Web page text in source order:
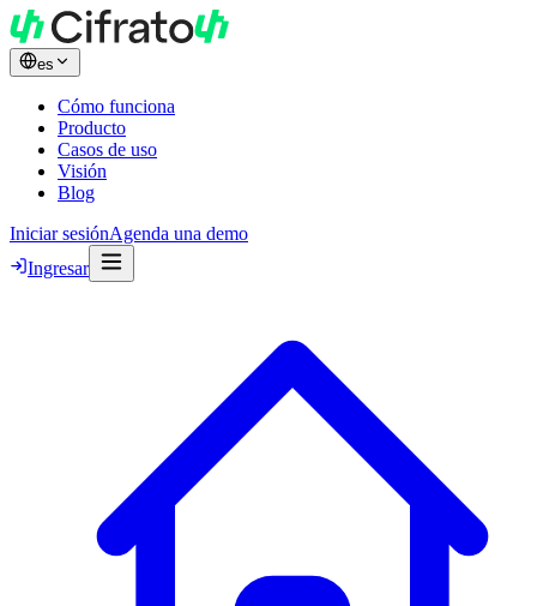
es
Cómo funciona
Producto
Casos de uso
Visión
Blog
Iniciar sesiónAgenda una demo
Ingresar